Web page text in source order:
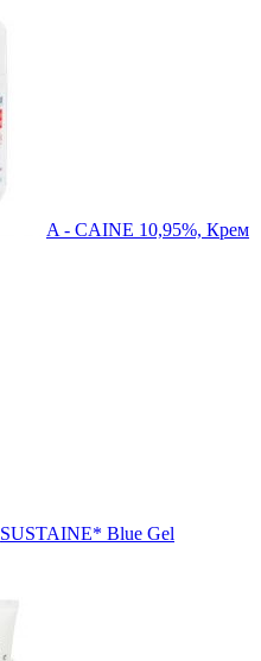
A - CAINE 10,95%, Крем
SUSTAINE* Blue Gel